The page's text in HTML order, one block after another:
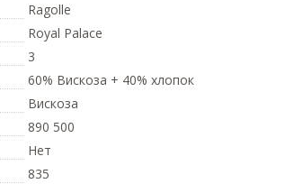
Ragolle
Royal Palace
3
60% Вискоза + 40% хлопок
Вискоза
890 500
Нет
835